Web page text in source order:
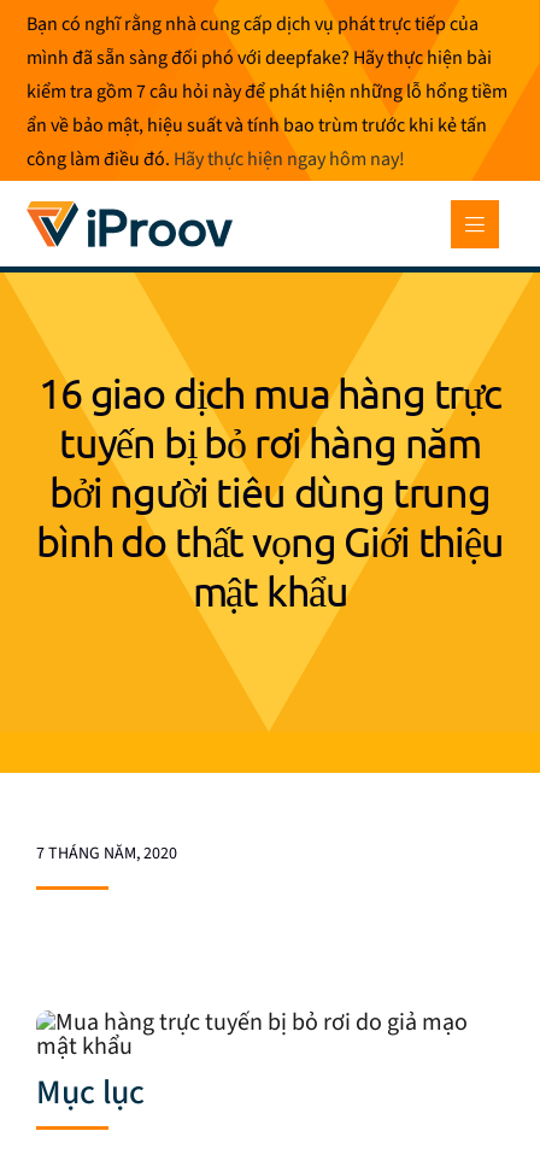
qua
phần
nội
dung
Bạn có nghĩ rằng nhà cung cấp dịch vụ phát trực tiếp của
mình đã sẵn sàng đối phó với deepfake? Hãy thực hiện bài
kiểm tra gồm 7 câu hỏi này để phát hiện những lỗ hổng tiềm
ẩn về bảo mật, hiệu suất và tính bao trùm trước khi kẻ tấn
công làm điều đó. Hãy thực hiện ngay hôm nay!
16 giao dịch mua hàng trực
tuyến bị bỏ rơi hàng năm
bởi người tiêu dùng trung
bình do thất vọng Giới thiệu
mật khẩu
7 THÁNG NĂM, 2020
Mục lục